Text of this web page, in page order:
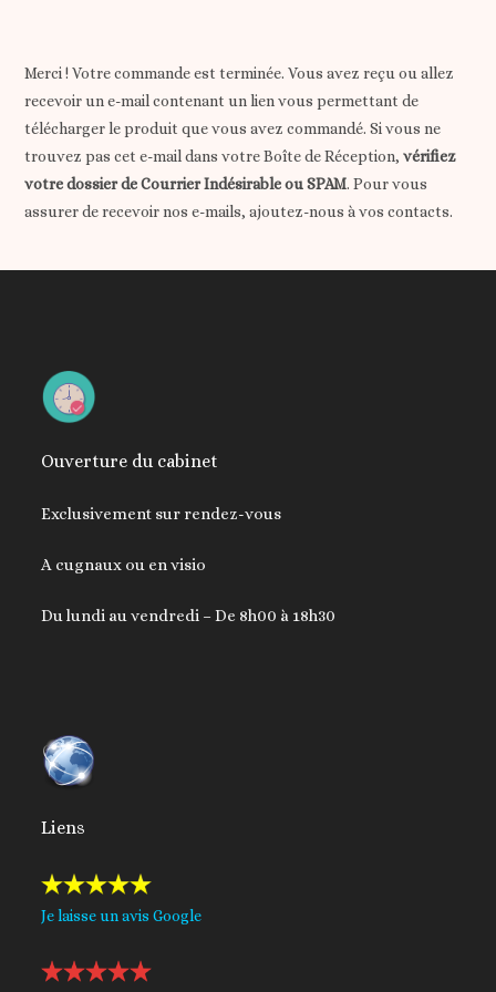
Merci ! Votre commande est terminée. Vous avez reçu ou allez
recevoir un e-mail contenant un lien vous permettant de
télécharger le produit que vous avez commandé. Si vous ne
trouvez pas cet e-mail dans votre Boîte de Réception,vérifiez
votre dossier de Courrier Indésirable ou SPAM. Pour vous
assurer de recevoir nos e-mails, ajoutez-nous à vos contacts.
Ouverture du cabinet
Exclusivement sur rendez-vous
A cugnaux ou en visio
Du lundi au vendredi – De 8h00 à 18h30
Liens
Je laisse un avis Google